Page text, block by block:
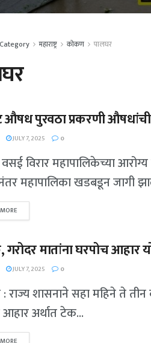
Category महाराष्ट्र कोकण पालघर
औषध पुरवठा प्रकरणी
JULY 7, 2025 0
वसई विरार महापालिकेच्या
महापालिका खडबडून जागी
मातांना घरपोच आहार
JULY 7, 2025 0
राज्य शासनाने सहा महिने ते तीन
अर्थात टेक...